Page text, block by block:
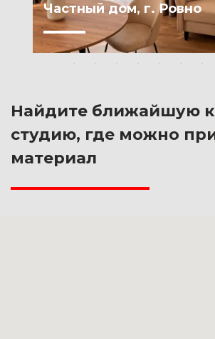
Частный дом, г. Ровно
Найдите ближайшую
студию, где можно
материал